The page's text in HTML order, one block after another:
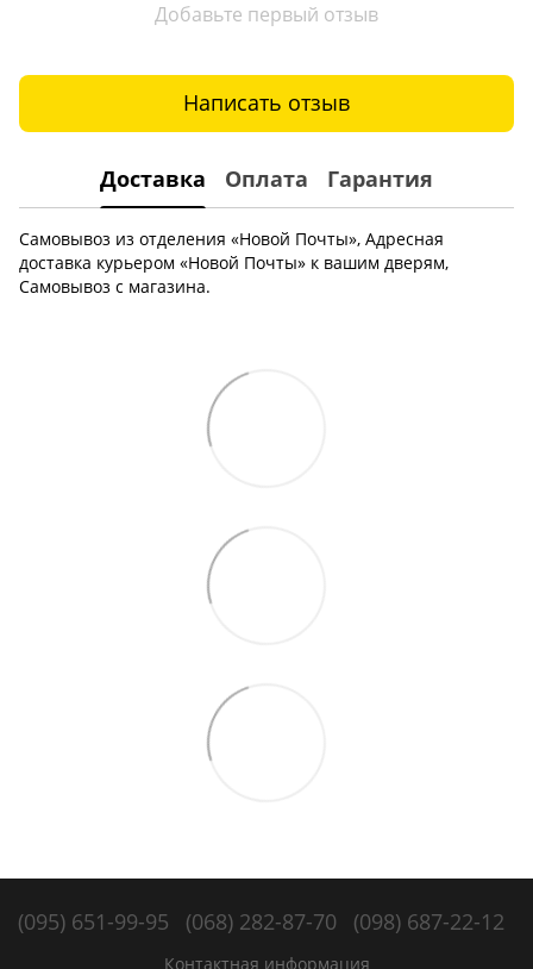
Добавьте первый отзыв
Написать отзыв
Доставка Оплата Гарантия
Самовывоз из отделения «Новой Почты», Адресная
доставка курьером «Новой Почты» к вашим дверям,
Самовывоз с магазина.
(095) 651-99-95 (068) 282-87-70 (098) 687-22-12
Контактная информация